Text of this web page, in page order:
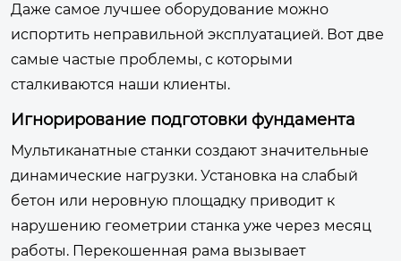
Даже самое лучшее оборудование можно
испортить неправильной эксплуатацией. Вот две
самые частые проблемы, с которыми
сталкиваются наши клиенты.
Игнорирование подготовки фундамента
Мультиканатные станки создают значительные
динамические нагрузки. Установка на слабый
бетон или неровную площадку приводит к
нарушению геометрии станка уже через месяц
работы. Перекошенная рама вызывает